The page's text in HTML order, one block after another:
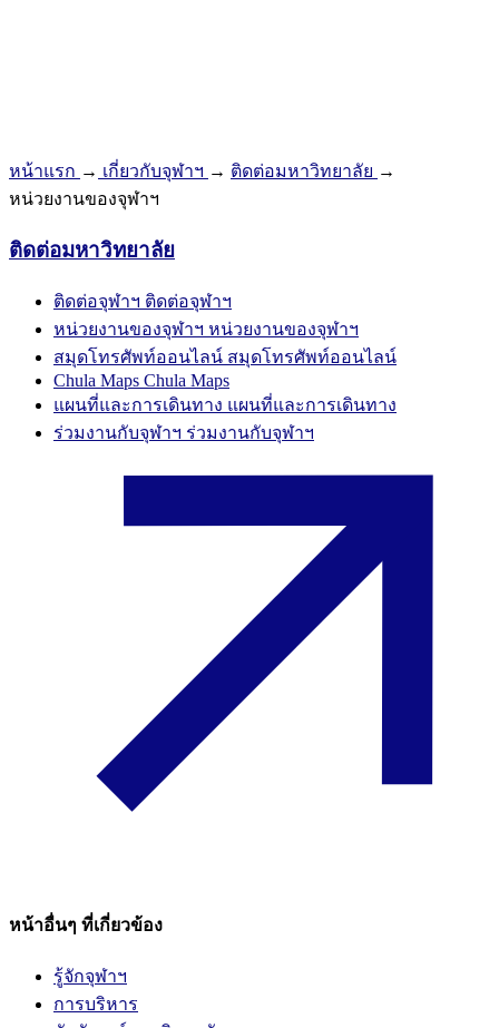
หน้าแรก → เกี่ยวกับจุฬาฯ → ติดต่อมหาวิทยาลัย →
หน่วยงานของจุฬาฯ
ติดต่อมหาวิทยาลัย
ติดต่อจุฬาฯ ติดต่อจุฬาฯ
หน่วยงานของจุฬาฯ หน่วยงานของจุฬาฯ
สมุดโทรศัพท์ออนไลน์ สมุดโทรศัพท์ออนไลน์
Chula Maps Chula Maps
แผนที่และการเดินทาง แผนที่และการเดินทาง
ร่วมงานกับจุฬาฯ ร่วมงานกับจุฬาฯ
หน้าอื่นๆ ที่เกี่ยวข้อง
รู้จักจุฬาฯ
การบริหาร